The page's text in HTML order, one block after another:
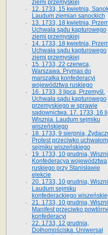
ziemi przemyskiej
12. 1733, 15 kwietnia,
Laudum ziemian sanockich
13. 1733, 18 kwietnia,
Uchwała sądu kapturowego
ziemi przemyskiej
14. 1733, 18 kwietnia,
Uchwała sądu kapturowego
ziemi przemyskiej
15. 1733, 22 czerwca,
Warszawa. Prymas do
marszałka konfederacyi
województwa ruskiego
16. 1733, 3 lipca, Przemyśl.
Uchwała sądu kapturowego
przemyskiego w sprawie
sądownictwa. 17. 1733, 16
Wisznia. Laudum sejmiku
wiszeńskiego
18. 1733, 9 sierpnia,
Protest przeciwko uchwałom
sejmiku wiszeńskiego
19. 1733, 10 grudnia,
Konfederacya województwa
ruskiego przy Stanisławie
elekcie
20. 1733, 10 grudnia,
Laudum sejmiku
konfederackiego
21. 1733, 10 grudnia,
Manifest przeciwko
konfederacyi
22. 1733, 12 grudnia,
Dołhomościska. Uniwersał